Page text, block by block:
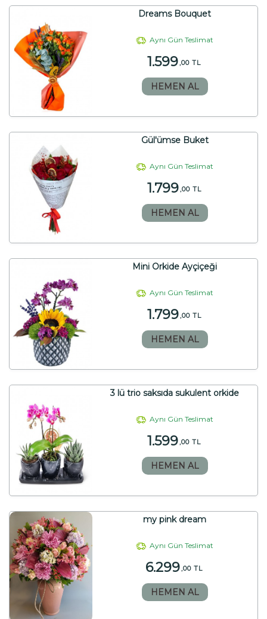
Dreams Bouquet
Aynı Gün Teslimat
1.599,00 TL
HEMEN AL
Gül'ümse Buket
Aynı Gün Teslimat
1.799,00 TL
HEMEN AL
Mini Orkide Ayçiçeği
Aynı Gün Teslimat
1.799,00 TL
HEMEN AL
3 lü trio saksıda sukulent orkide
Aynı Gün Teslimat
1.599,00 TL
HEMEN AL
my pink dream
Aynı Gün Teslimat
6.299,00 TL
HEMEN AL